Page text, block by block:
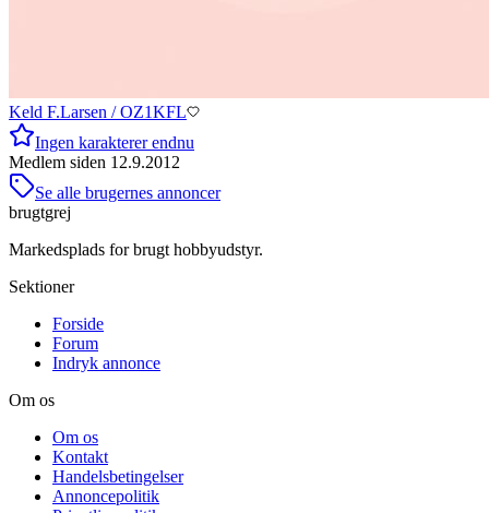
Keld F.Larsen / OZ1KFL
Ingen karakterer endnu
Medlem siden 12.9.2012
Se alle brugernes annoncer
brugtgrej
Markedsplads for brugt hobbyudstyr.
Sektioner
Forside
Forum
Indryk annonce
Om os
Om os
Kontakt
Handelsbetingelser
Annoncepolitik